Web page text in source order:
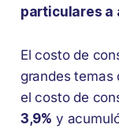
particulares a
El costo de
grandes temas
el costo de
3,9% y